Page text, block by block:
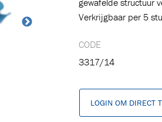
gewafelde structuur
Verkrijgbaar per 5
CODE
3317/14
LOGIN OM DIRECT